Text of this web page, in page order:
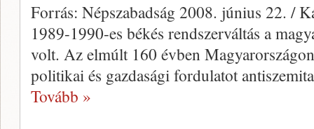
Forrás: Népszabadság 2008. június 22. /
1989-1990-es békés rendszerváltás a
volt. Az elmúlt 160 évben
politikai és gazdasági fordulatot
Tovább »